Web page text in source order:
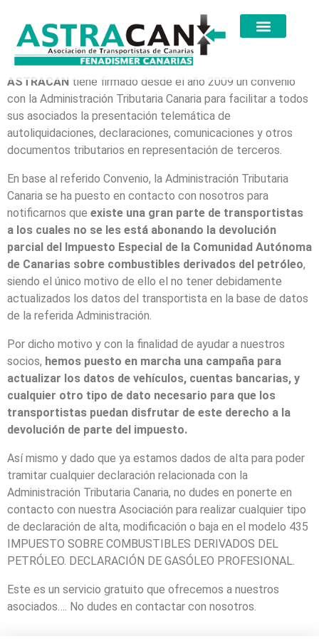
ASTRACAN tiene firmado desde el año 2009 un convenio
con la Administración Tributaria Canaria para facilitar a todos
sus asociados la presentación telemática de
autoliquidaciones, declaraciones, comunicaciones y otros
documentos tributarios en representación de terceros.
En base al referido Convenio, la Administración Tributaria
Canaria se ha puesto en contacto con nosotros para
notificarnos que existe una gran parte de transportistas
a los cuales no se les está abonando la devolución
parcial del Impuesto Especial de la Comunidad Autónoma
de Canarias sobre combustibles derivados del petróleo,
siendo el único motivo de ello el no tener debidamente
actualizados los datos del transportista en la base de datos
de la referida Administración.
Por dicho motivo y con la finalidad de ayudar a nuestros
socios, hemos puesto en marcha una campaña para
actualizar los datos de vehículos, cuentas bancarias, y
cualquier otro tipo de dato necesario para que los
transportistas puedan disfrutar de este derecho a la
devolución de parte del impuesto.
Así mismo y dado que ya estamos dados de alta para poder
tramitar cualquier declaración relacionada con la
Administración Tributaria Canaria, no dudes en ponerte en
contacto con nuestra Asociación para realizar cualquier tipo
de declaración de alta, modificación o baja en el modelo 435
IMPUESTO SOBRE COMBUSTIBLES DERIVADOS DEL
PETRÓLEO. DECLARACIÓN DE GASÓLEO PROFESIONAL.
Este es un servicio gratuito que ofrecemos a nuestros
asociados…. No dudes en contactar con nosotros.